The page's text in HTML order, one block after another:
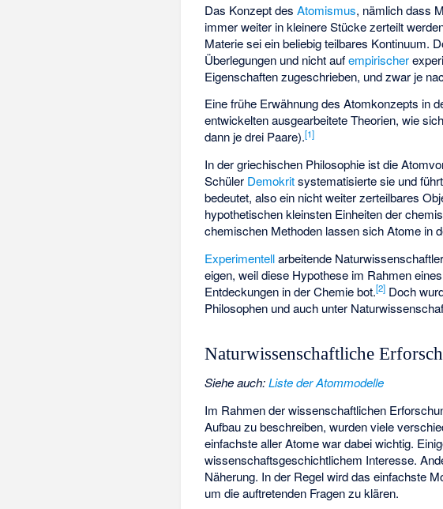
Das Konzept desAtomismus, nämlich dass
immer weiter in kleinere Stücke zerteilt
Materie sei ein beliebig teilbares Kontinuum.
Überlegungen und nicht aufempirischer
Eigenschaften zugeschrieben, und zwar je
Eine frühe Erwähnung des Atomkonzepts in
entwickelten ausgearbeitete Theorien, wie
dann je drei Paare).[1]
In der griechischen Philosophie ist die
Schüler Demokritsystematisierte sie und
bedeutet, also ein nicht weiter zerteilbares
hypothetischen kleinsten Einheiten der
chemischen Methoden lassen sich Atome in
Experimentellarbeitende
eigen, weil diese Hypothese im Rahmen
Entdeckungen in der Chemie bot.[2] Doch
Philosophen und auch unter
Naturwissenschaftliche
Siehe auch:Liste der Atommodelle
Im Rahmen der wissenschaftlichen
Aufbau zu beschreiben, wurden viele
einfachste aller Atome war dabei wichtig.
wissenschaftsgeschichtlichem Interesse.
Näherung. In der Regel wird das einfachste
um die auftretenden Fragen zu klären.